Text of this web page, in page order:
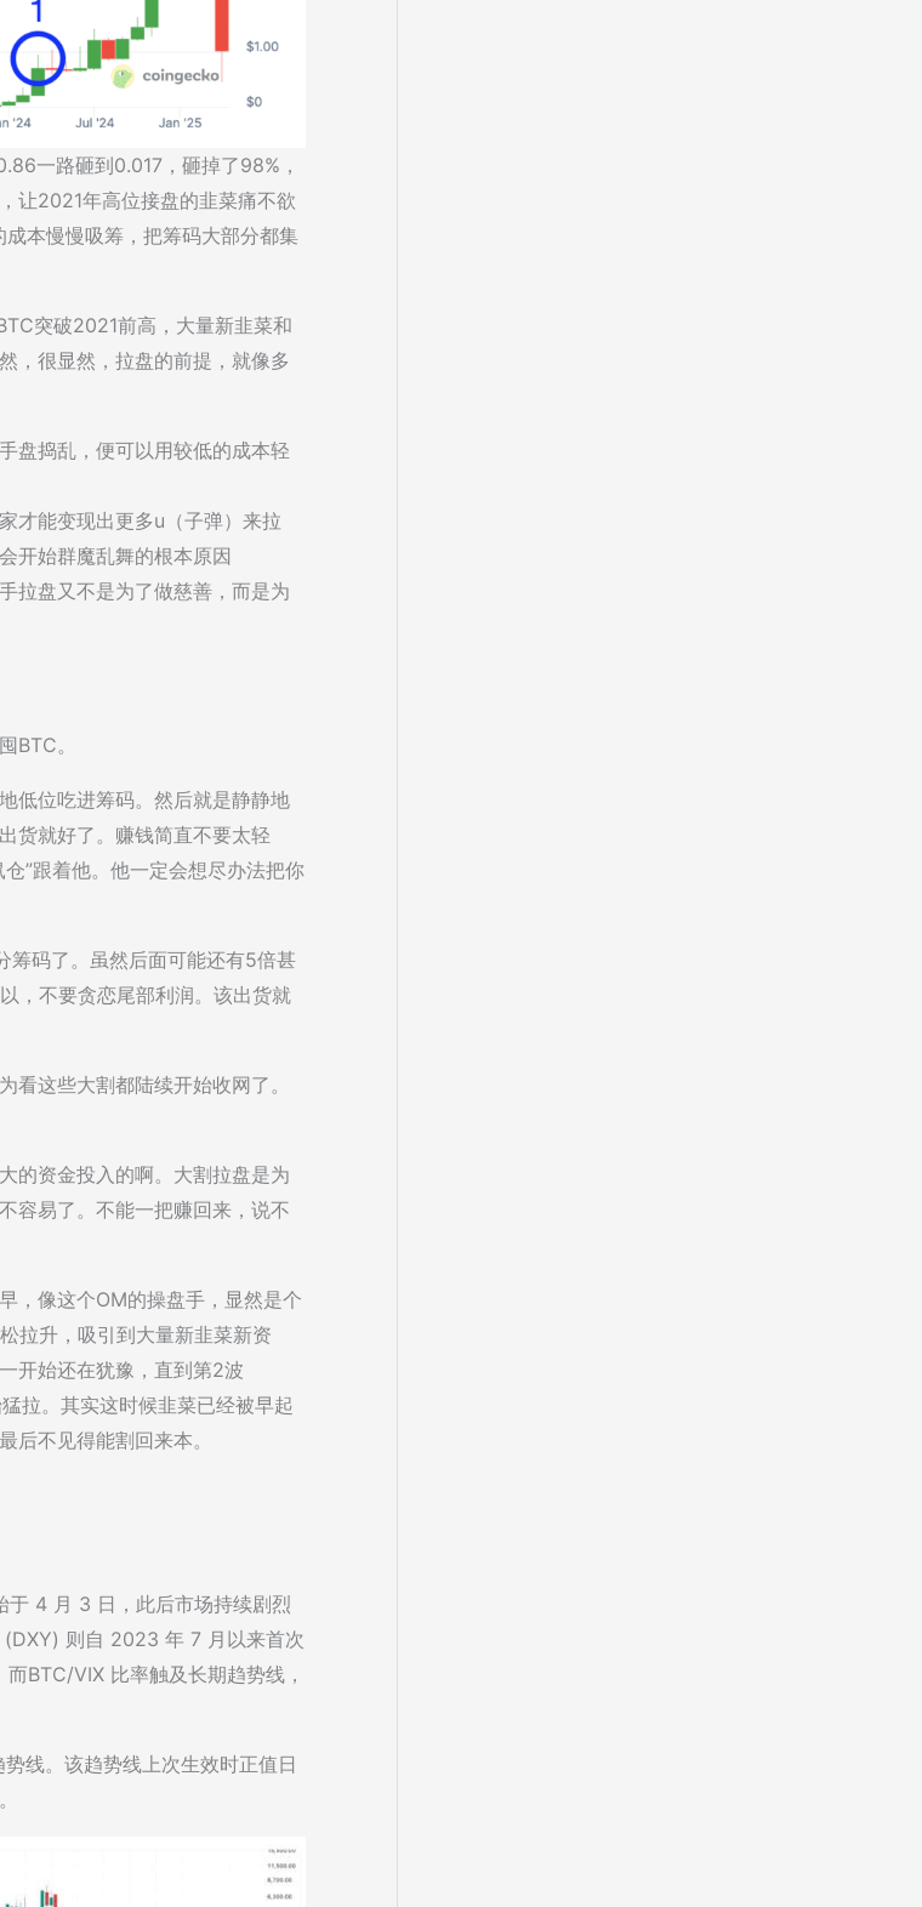
一路砸到0.017，砸掉了98%，
让2021年高位接盘的韭菜痛不欲
本慢慢吸筹，把筹码大部分都集
突破2021前高，大量新韭菜和
，很显然，拉盘的前提，就像多
盘捣乱，便可以用较低的成本轻
才能变现出更多u（子弹）来拉
开始群魔乱舞的根本原因
拉盘又不是为了做慈善，而是为
BTC。
低位吃进筹码。然后就是静静地
货就好了。赚钱简直不要太轻
”跟着他。他一定会想尽办法把你
筹码了。虽然后面可能还有5倍甚
，不要贪恋尾部利润。该出货就
这些大割都陆续开始收网了。
的资金投入的啊。大割拉盘是为
容易了。不能一把赚回来，说不
，像这个OM的操盘手，显然是个
拉升，吸引到大量新韭菜新资
开始还在犹豫，直到第2波
拉。其实这时候韭菜已经被早起
后不见得能割回来本。
4 月 3 日，此后市场持续剧烈
(DXY) 则自 2023 年 7 月以来首次
BTC/VIX 比率触及长期趋势线，
线。该趋势线上次生效时正值日